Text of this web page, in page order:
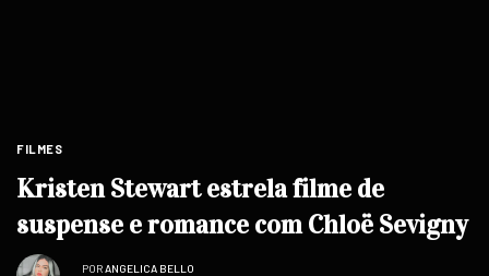
FILMES
Kristen Stewart estrela filme de
suspense e romance com Chloë Sevigny
PORANGELICA BELLO